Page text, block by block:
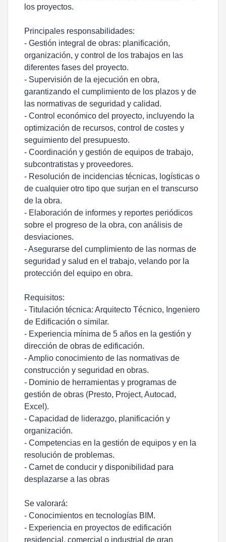
los proyectos.
Principales responsabilidades:
- Gestión integral de obras: planificación,
organización, y control de los trabajos en las
diferentes fases del proyecto.
- Supervisión de la ejecución en obra,
garantizando el cumplimiento de los plazos y de
las normativas de seguridad y calidad.
- Control económico del proyecto, incluyendo la
optimización de recursos, control de costes y
seguimiento del presupuesto.
- Coordinación y gestión de equipos de trabajo,
subcontratistas y proveedores.
- Resolución de incidencias técnicas, logísticas o
de cualquier otro tipo que surjan en el transcurso
de la obra.
- Elaboración de informes y reportes periódicos
sobre el progreso de la obra, con análisis de
desviaciones.
- Asegurarse del cumplimiento de las normas de
seguridad y salud en el trabajo, velando por la
protección del equipo en obra.
Requisitos:
- Titulación técnica: Arquitecto Técnico, Ingeniero
de Edificación o similar.
- Experiencia mínima de 5 años en la gestión y
dirección de obras de edificación.
- Amplio conocimiento de las normativas de
construcción y seguridad en obras.
- Dominio de herramientas y programas de
gestión de obras (Presto, Project, Autocad,
Excel).
- Capacidad de liderazgo, planificación y
organización.
- Competencias en la gestión de equipos y en la
resolución de problemas.
- Carnet de conducir y disponibilidad para
desplazarse a las obras
Se valorará:
- Conocimientos en tecnologías BIM.
- Experiencia en proyectos de edificación
residencial, comercial o industrial de gran